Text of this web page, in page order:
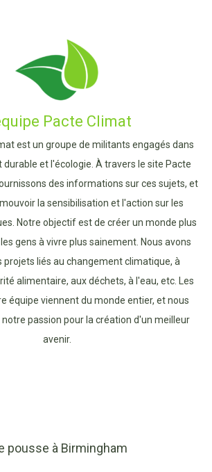
Pacte Climat
est un groupe de militants engagés dans
durable et l'écologie. À travers le site Pacte
des informations sur ces sujets, et
la sensibilisation et l'action sur les
Notre objectif est de créer un monde plus
gens à vivre plus sainement. Nous avons
projets liés au changement climatique, à
alimentaire, aux déchets, à l'eau, etc. Les
équipe viennent du monde entier, et nous
passion pour la création d'un meilleur
avenir.
pousse à Birmingham